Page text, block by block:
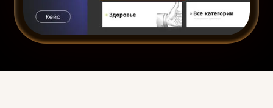
Единый интерфейс для загрузки,
организации контента и
управления правами доступа.
HR
Для индустрии
Финансы